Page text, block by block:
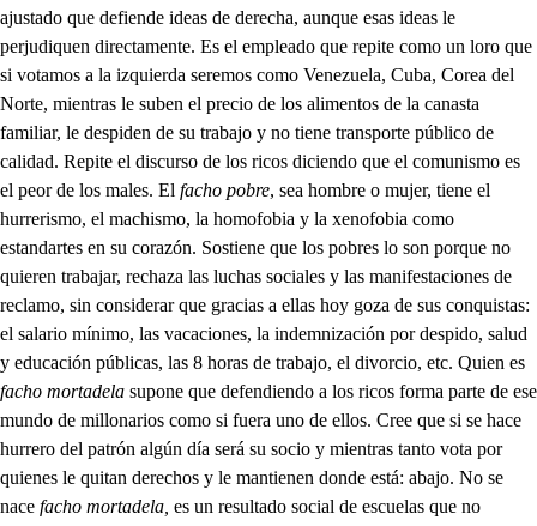
ajustado que defiende ideas de derecha, aunque esas ideas le
perjudiquen directamente. Es el empleado que repite como un loro que
si votamos a la izquierda seremos como Venezuela, Cuba, Corea del
Norte, mientras le suben el precio de los alimentos de la canasta
familiar, le despiden de su trabajo y no tiene transporte público de
calidad. Repite el discurso de los ricos diciendo que el comunismo es
el peor de los males. El facho pobre, sea hombre o mujer, tiene el
hurrerismo, el machismo, la homofobia y la xenofobia como
estandartes en su corazón. Sostiene que los pobres lo son porque no
quieren trabajar, rechaza las luchas sociales y las manifestaciones de
reclamo, sin considerar que gracias a ellas hoy goza de sus conquistas:
el salario mínimo, las vacaciones, la indemnización por despido, salud
y educación públicas, las 8 horas de trabajo, el divorcio, etc. Quien es
facho mortadela supone que defendiendo a los ricos forma parte de ese
mundo de millonarios como si fuera uno de ellos. Cree que si se hace
hurrero del patrón algún día será su socio y mientras tanto vota por
quienes le quitan derechos y le mantienen donde está: abajo. No se
nace facho mortadela, es un resultado social de escuelas que no